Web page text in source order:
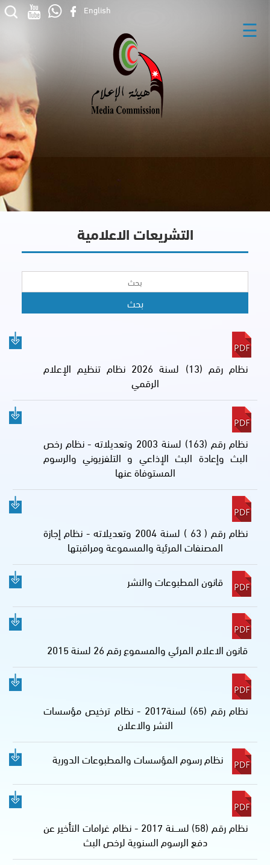
English
☰
التشريعات الاعلامية
نظام رقم (13) لسنة 2026 نظام تنظيم الإعلام
الرقمي
نظام رقم (163) لسنة 2003 وتعديلاته - نظام رخص
البث وإعادة البث الإذاعي و التلفزيوني والرسوم
المستوفاة عنها
نظام رقم ( 63 ) لسنة 2004 وتعديلاته - نظام إجازة
المصنفات المرئية والمسموعة ومراقبتها
قانون المطبوعات والنشر
قانون الاعلام المرئي والمسموع رقم 26 لسنة 2015
نظام رقم (65) لسنة2017 - نظام ترخيص مؤسسات
النشر والاعلان
نظام رسوم المؤسسات والمطبوعات الدورية
نظام رقم (58) لســـنة 2017 - نظام غرامات التأخير عن
دفع الرسوم السنوية لرخص البث